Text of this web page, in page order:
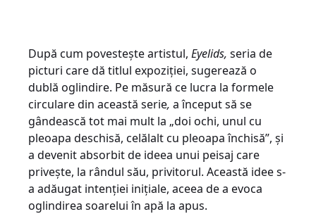
După cum povestește artistul, Eyelids, seria de
picturi care dă titlul expoziției, sugerează o
dublă oglindire. Pe măsură ce lucra la formele
circulare din această serie, a început să se
gândească tot mai mult la „doi ochi, unul cu
pleoapa deschisă, celălalt cu pleoapa închisă”, și
a devenit absorbit de ideea unui peisaj care
privește, la rândul său, privitorul. Această idee s-
a adăugat intenției inițiale, aceea de a evoca
oglindirea soarelui în apă la apus.